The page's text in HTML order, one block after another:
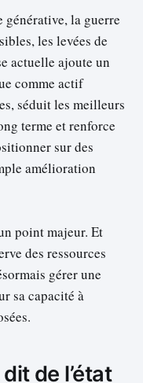
générative, la guerre
les levées de
actuelle ajoute un
comme actif
séduit les meilleurs
terme et renforce
sur des
amélioration
point majeur. Et
des ressources
gérer une
sa capacité à
de l’état